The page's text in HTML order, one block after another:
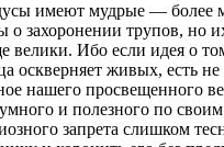
имеют мудрые — более
о захоронении трупов, но
велики. Ибо если идея о
оскверняет живых, есть
нашего просвещенного
и полезного по своим
запрета слишком